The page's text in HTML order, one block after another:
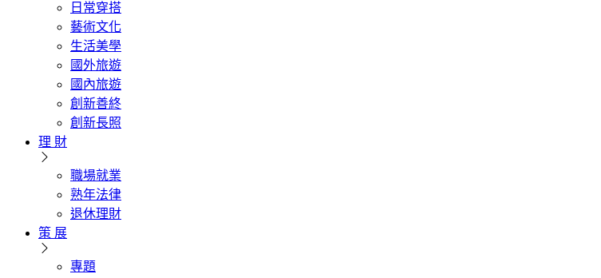
日常穿搭
藝術文化
生活美學
國外旅遊
國內旅遊
創新善終
創新長照
理 財
職場就業
熟年法律
退休理財
策 展
專題